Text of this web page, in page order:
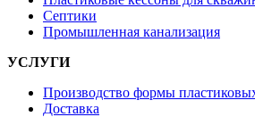
Септики
Промышленная канализация
УСЛУГИ
Производство формы
Доставка